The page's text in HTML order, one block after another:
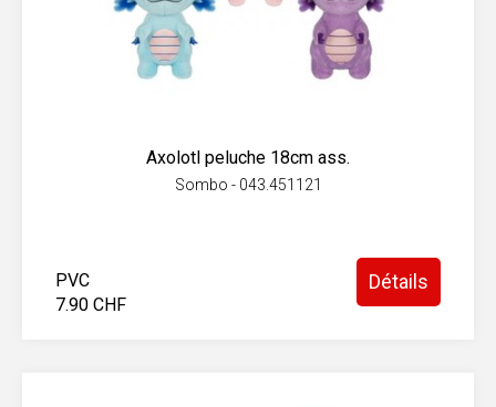
Axolotl peluche 18cm ass.
Sombo - 043.451121
PVC
7.90 CHF
Détails